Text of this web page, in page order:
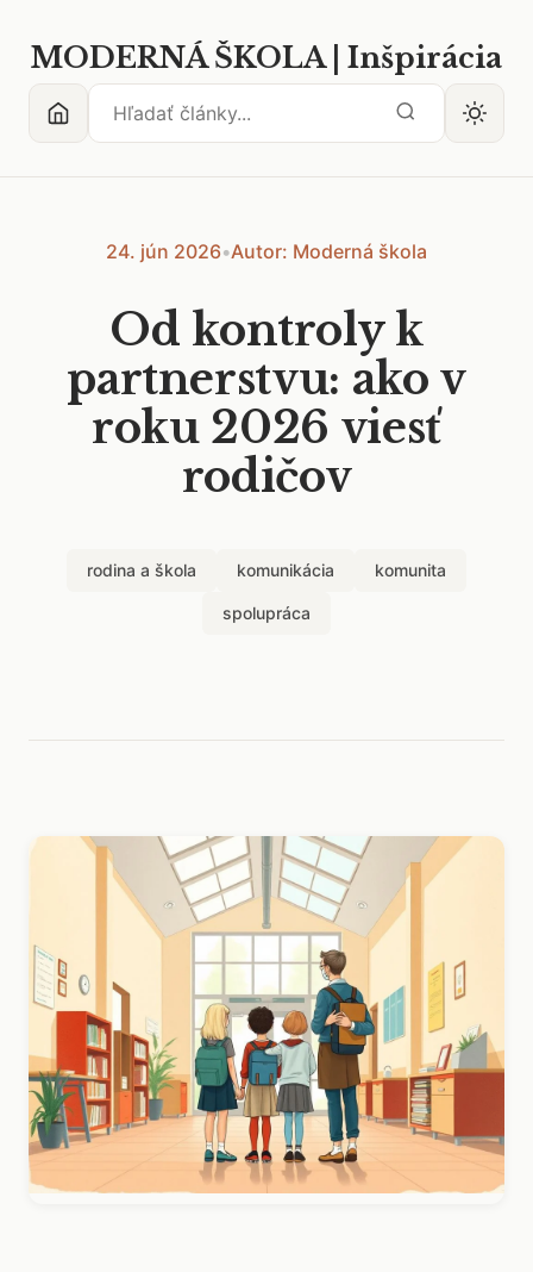
MODERNÁ ŠKOLA | Inšpirácia
24. jún 2026•Autor: Moderná škola
Od kontroly k
partnerstvu: ako v
roku 2026 viesť
rodičov
rodina a škola komunikácia komunita
spolupráca